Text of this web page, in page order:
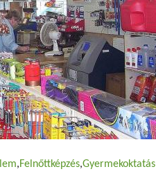
Felnőttképzés Gyermekoktatás